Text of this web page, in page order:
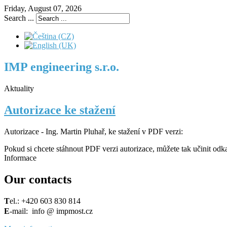
Friday, August 07, 2026
Search ...
IMP engineering s.r.o.
Aktuality
Autorizace ke stažení
Autorizace - Ing. Martin Pluhař, ke stažení v PDF verzi:
Pokud si chcete stáhnout PDF verzi autorizace, můžete tak učinit
Informace
Our contacts
Tel.: +420 603 830 814
E-mail: info @ impmost.cz